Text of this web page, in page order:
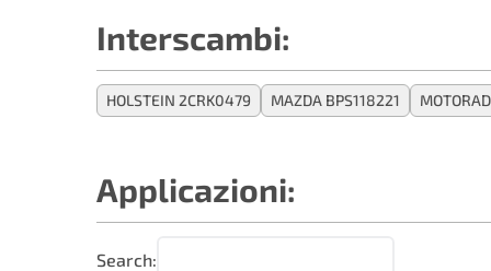
Interscambi:
HOLSTEIN 2CRK0479 MAZDA BPS118221
Applicazioni:
Search: